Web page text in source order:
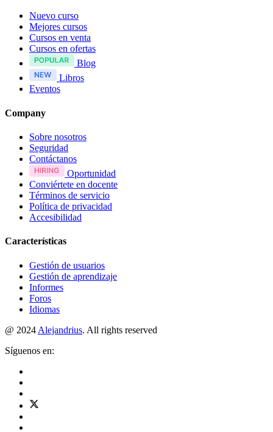
Nuevo curso
Mejores cursos
Cursos en venta
Cursos en ofertas
Blog
Libros
Eventos
Company
Sobre nosotros
Seguridad
Contáctanos
Oportunidad
Conviértete en docente
Términos de servicio
Política de privacidad
Accesibilidad
Características
Gestión de usuarios
Gestión de aprendizaje
Informes
Foros
Idiomas
@ 2024 Alejandrius. All rights reserved
Síguenos en: